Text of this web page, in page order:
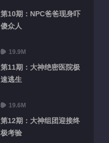
第10期：NPC爸爸现身吓
傻众人
19.9M
第11期：大神绝密医院极
速逃生
19.6M
第12期：大神组团迎接终
极考验